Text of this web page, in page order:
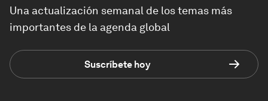
Una actualización semanal de los temas más
importantes de la agenda global
Suscríbete hoy